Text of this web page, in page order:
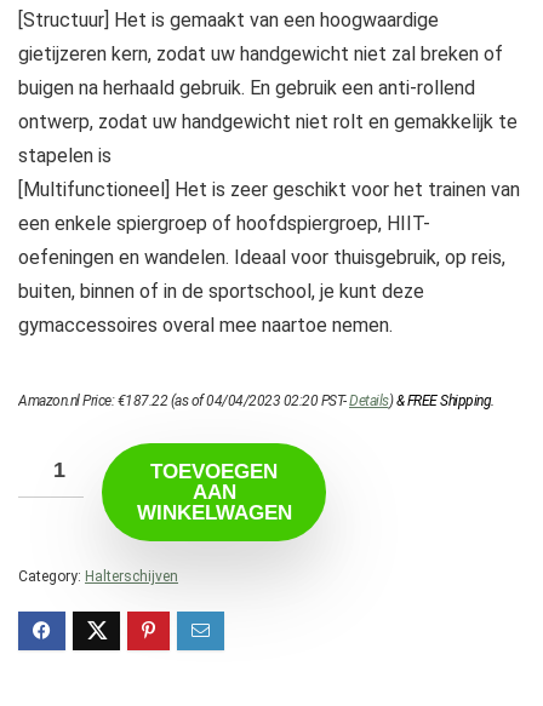
[Structuur] Het is gemaakt van een hoogwaardige
gietijzeren kern, zodat uw handgewicht niet zal breken of
buigen na herhaald gebruik. En gebruik een anti-rollend
ontwerp, zodat uw handgewicht niet rolt en gemakkelijk te
stapelen is
[Multifunctioneel] Het is zeer geschikt voor het trainen van
een enkele spiergroep of hoofdspiergroep, HIIT-
oefeningen en wandelen. Ideaal voor thuisgebruik, op reis,
buiten, binnen of in de sportschool, je kunt deze
gymaccessoires overal mee naartoe nemen.
Amazon.nl Price:€187.22 (as of 04/04/2023 02:20 PST-Details)&FREE Shipping.
TOEVOEGEN
AAN
WINKELWAGEN
Category: Halterschijven